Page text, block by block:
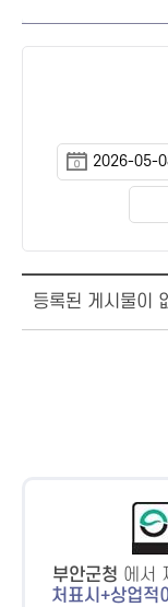
등록된 게시물이
부안군청 에서
처표시+상업적